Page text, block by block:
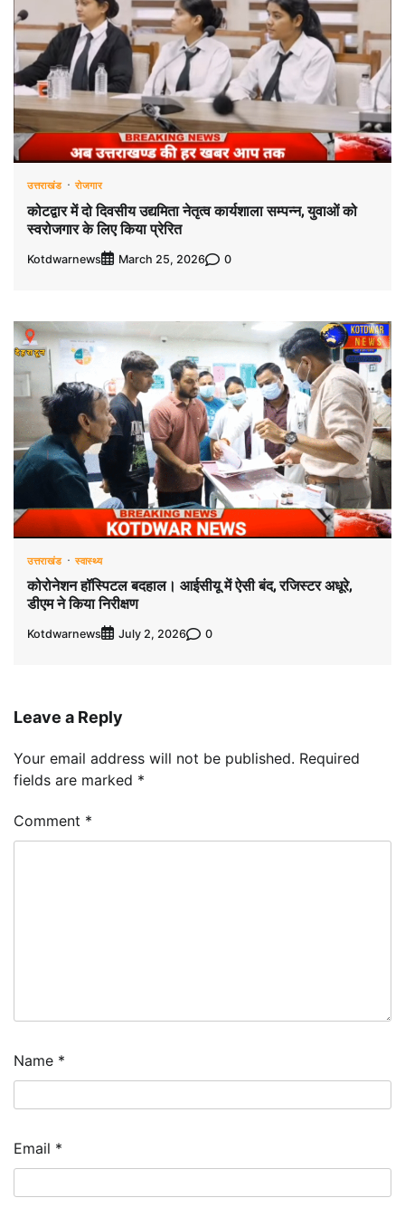
उत्तराखंड रोजगार
कोटद्वार में दो दिवसीय उद्यमिता नेतृत्व कार्यशाला सम्पन्न, युवाओं को
स्वरोजगार के लिए किया प्रेरित
Kotdwarnews March 25, 2026 0
उत्तराखंड स्वास्थ्य
कोरोनेशन हॉस्पिटल बदहाल। आईसीयू में ऐसी बंद, रजिस्टर अधूरे,
डीएम ने किया निरीक्षण
Kotdwarnews July 2, 2026 0
Leave a Reply
Your email address will not be published. Required
fields are marked *
Comment *
Name *
Email *